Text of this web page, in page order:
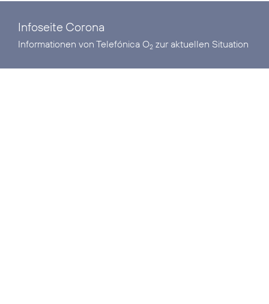
Infoseite Corona
Informationen von Telefónica O2 zur aktuellen Situation